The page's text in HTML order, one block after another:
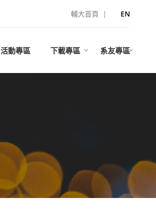
輔大首頁 | EN
活動專區 下載專區 系友專區